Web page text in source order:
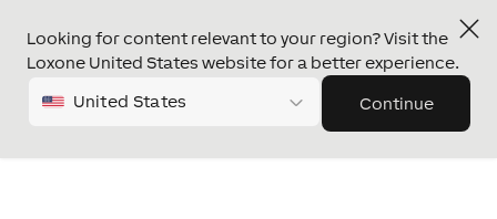
Looking for content relevant to your region? Visit the
Loxone United States website for a better experience.
United States Continue